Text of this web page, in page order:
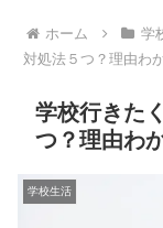
ホーム 学
対処法５つ？理由わ
学校行きた
つ？理由わ
学校生活